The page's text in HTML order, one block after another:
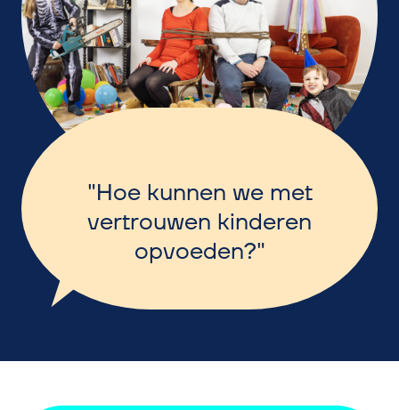
Hoe kunnen we met
vertrouwen kinderen
opvoeden?